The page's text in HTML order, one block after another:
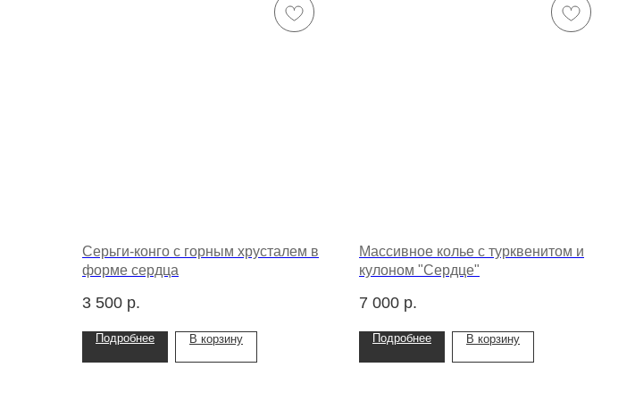
Серьги-конго с горным хрусталем в
форме сердца
3 500 р.
Подробнее В корзину
Массивное колье с турквенитом и
кулоном "Cердце"
7 000 р.
Подробнее В корзину